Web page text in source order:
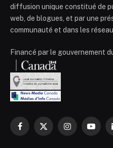
diffusion unique constitué de
web, de blogues, et par une
communauté et dans les
Financé par le gouvernement
Facebook
X
Instagram